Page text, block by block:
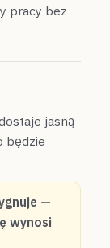
pracy bez
jasną
będzie
—
wynosi